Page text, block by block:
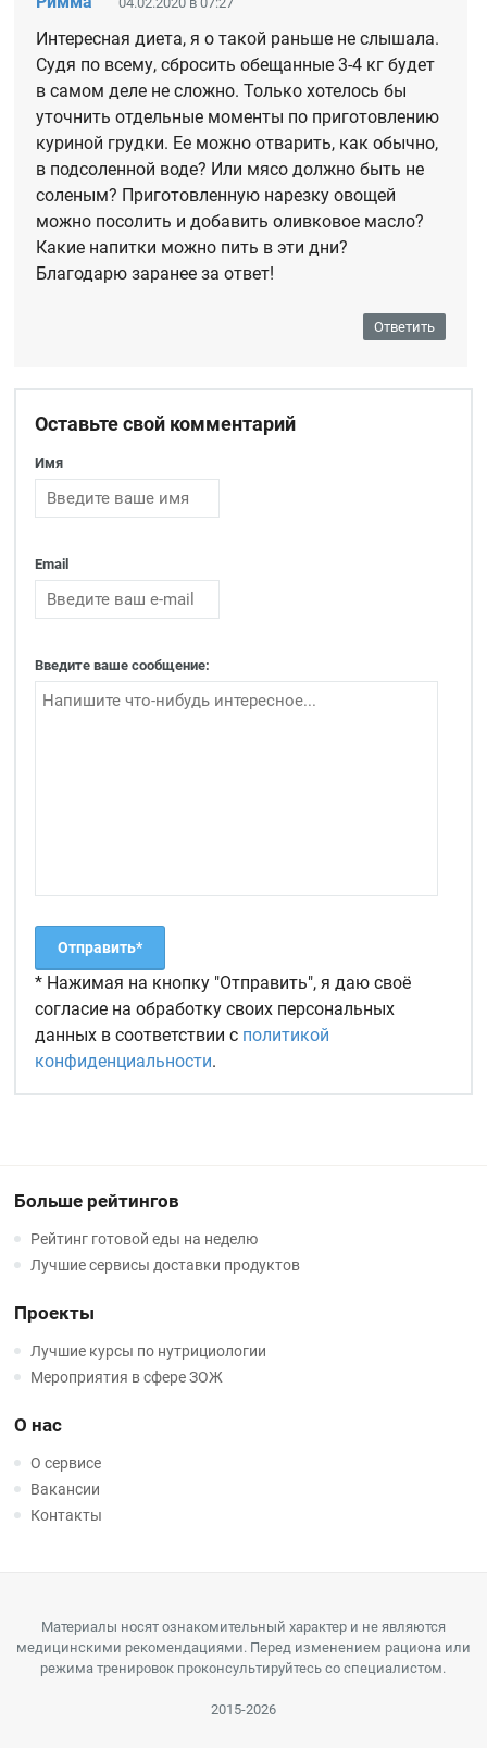
Интересная диета, я о такой раньше не слышала.
Судя по всему, сбросить обещанные 3-4 кг будет
в самом деле не сложно. Только хотелось бы
уточнить отдельные моменты по приготовлению
куриной грудки. Ее можно отварить, как обычно,
в подсоленной воде? Или мясо должно быть не
соленым? Приготовленную нарезку овощей
можно посолить и добавить оливковое масло?
Какие напитки можно пить в эти дни?
Благодарю заранее за ответ!
Ответить
Оставьте свой комментарий
Имя
Email
Введите ваше сообщение:
* Нажимая на кнопку "Отправить", я даю своё
согласие на обработку своих персональных
данных в соответствии с политикой
конфиденциальности.
Больше рейтингов
Рейтинг готовой еды на неделю
Лучшие сервисы доставки продуктов
Проекты
Лучшие курсы по нутрициологии
Мероприятия в сфере ЗОЖ
О нас
О сервисе
Вакансии
Контакты
Материалы носят ознакомительный характер и не являются
медицинскими рекомендациями. Перед изменением рациона или
режима тренировок проконсультируйтесь со специалистом.
2015-2026